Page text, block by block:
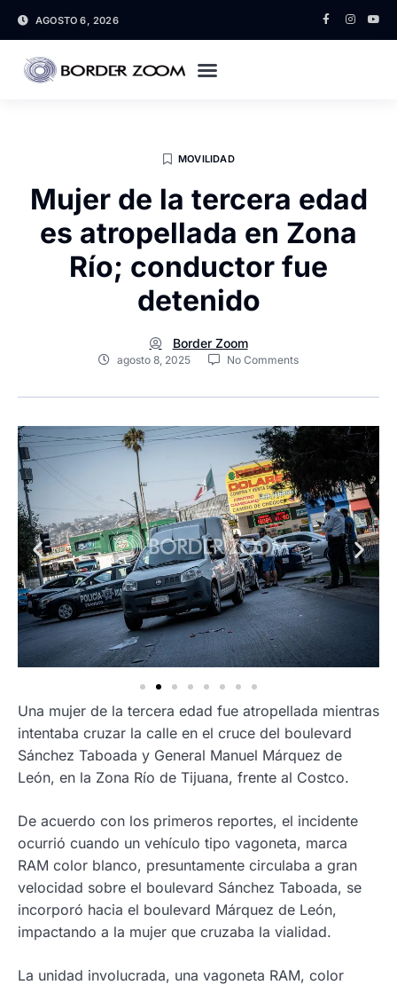
AGOSTO 6, 2026
MOVILIDAD
Mujer de la tercera edad
es atropellada en Zona
Río; conductor fue
detenido
Border Zoom
agosto 8, 2025 No Comments
Una mujer de la tercera edad fue atropellada mientras
intentaba cruzar la calle en el cruce del boulevard
Sánchez Taboada y General Manuel Márquez de
León, en la Zona Río de Tijuana, frente al Costco.
De acuerdo con los primeros reportes, el incidente
ocurrió cuando un vehículo tipo vagoneta, marca
RAM color blanco, presuntamente circulaba a gran
velocidad sobre el boulevard Sánchez Taboada, se
incorporó hacia el boulevard Márquez de León,
impactando a la mujer que cruzaba la vialidad.
La unidad involucrada, una vagoneta RAM, color